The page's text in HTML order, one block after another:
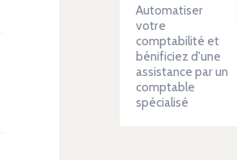
Automatiser
votre
comptabilité et
bénificiez d'une
assistance par un
comptable
spécialisé